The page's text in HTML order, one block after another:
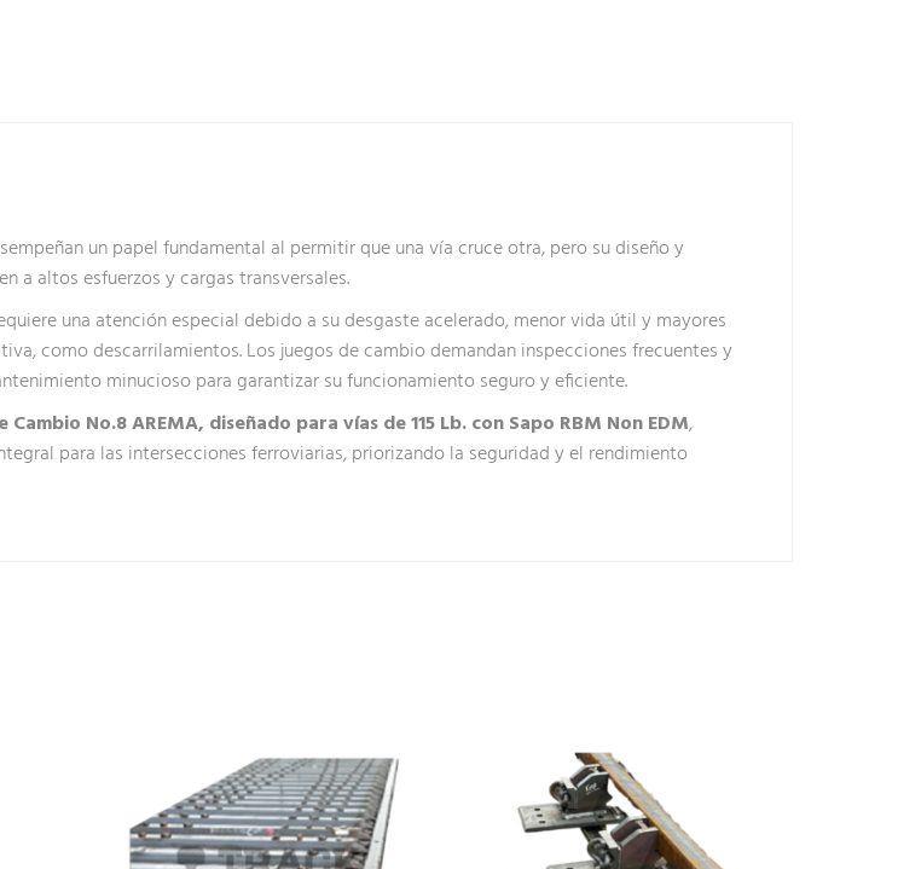
un papel fundamental al permitir que una vía cruce otra, pero su diseño y
a altos esfuerzos y cargas transversales.
una atención especial debido a su desgaste acelerado, menor vida útil y mayores
como descarrilamientos. Los juegos de cambio demandan inspecciones frecuentes y
minucioso para garantizar su funcionamiento seguro y eficiente.
No.8 AREMA, diseñado para vías de 115 Lb. con Sapo RBM Non EDM,
para las intersecciones ferroviarias, priorizando la seguridad y el rendimiento